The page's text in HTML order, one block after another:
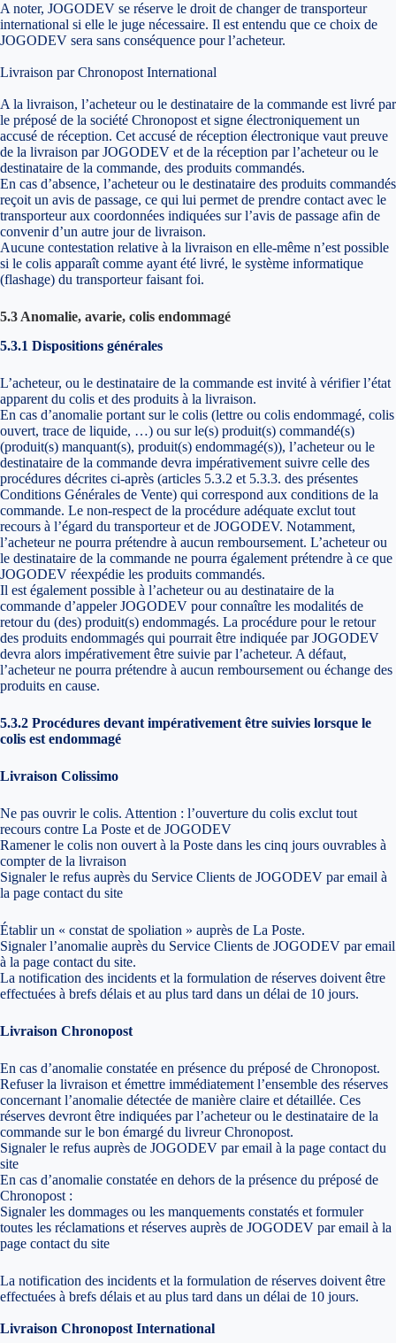
A noter, JOGODEV se réserve le droit de changer de transporteur
international si elle le juge nécessaire. Il est entendu que ce choix de
JOGODEV sera sans conséquence pour l’acheteur.
Livraison par Chronopost International
A la livraison, l’acheteur ou le destinataire de la commande est livré par
le préposé de la société Chronopost et signe électroniquement un
accusé de réception. Cet accusé de réception électronique vaut preuve
de la livraison par JOGODEV et de la réception par l’acheteur ou le
destinataire de la commande, des produits commandés.
En cas d’absence, l’acheteur ou le destinataire des produits commandés
reçoit un avis de passage, ce qui lui permet de prendre contact avec le
transporteur aux coordonnées indiquées sur l’avis de passage afin de
convenir d’un autre jour de livraison.
Aucune contestation relative à la livraison en elle-même n’est possible
si le colis apparaît comme ayant été livré, le système informatique
(flashage) du transporteur faisant foi.
5.3 Anomalie, avarie, colis endommagé
5.3.1 Dispositions générales
L’acheteur, ou le destinataire de la commande est invité à vérifier l’état
apparent du colis et des produits à la livraison.
En cas d’anomalie portant sur le colis (lettre ou colis endommagé, colis
ouvert, trace de liquide, …) ou sur le(s) produit(s) commandé(s)
(produit(s) manquant(s), produit(s) endommagé(s)), l’acheteur ou le
destinataire de la commande devra impérativement suivre celle des
procédures décrites ci-après (articles 5.3.2 et 5.3.3. des présentes
Conditions Générales de Vente) qui correspond aux conditions de la
commande. Le non-respect de la procédure adéquate exclut tout
recours à l’égard du transporteur et de JOGODEV. Notamment,
l’acheteur ne pourra prétendre à aucun remboursement. L’acheteur ou
le destinataire de la commande ne pourra également prétendre à ce que
JOGODEV réexpédie les produits commandés.
Il est également possible à l’acheteur ou au destinataire de la
commande d’appeler JOGODEV pour connaître les modalités de
retour du (des) produit(s) endommagés. La procédure pour le retour
des produits endommagés qui pourrait être indiquée par JOGODEV
devra alors impérativement être suivie par l’acheteur. A défaut,
l’acheteur ne pourra prétendre à aucun remboursement ou échange des
produits en cause.
5.3.2 Procédures devant impérativement être suivies lorsque le
colis est endommagé
Livraison Colissimo
Ne pas ouvrir le colis. Attention : l’ouverture du colis exclut tout
recours contre La Poste et de JOGODEV
Ramener le colis non ouvert à la Poste dans les cinq jours ouvrables à
compter de la livraison
Signaler le refus auprès du Service Clients de JOGODEV par email à
la page contact du site
Établir un « constat de spoliation » auprès de La Poste.
Signaler l’anomalie auprès du Service Clients de JOGODEV par email
à la page contact du site.
La notification des incidents et la formulation de réserves doivent être
effectuées à brefs délais et au plus tard dans un délai de 10 jours.
Livraison Chronopost
En cas d’anomalie constatée en présence du préposé de Chronopost.
Refuser la livraison et émettre immédiatement l’ensemble des réserves
concernant l’anomalie détectée de manière claire et détaillée. Ces
réserves devront être indiquées par l’acheteur ou le destinataire de la
commande sur le bon émargé du livreur Chronopost.
Signaler le refus auprès de JOGODEV par email à la page contact du
site
En cas d’anomalie constatée en dehors de la présence du préposé de
Chronopost :
Signaler les dommages ou les manquements constatés et formuler
toutes les réclamations et réserves auprès de JOGODEV par email à la
page contact du site
La notification des incidents et la formulation de réserves doivent être
effectuées à brefs délais et au plus tard dans un délai de 10 jours.
Livraison Chronopost International